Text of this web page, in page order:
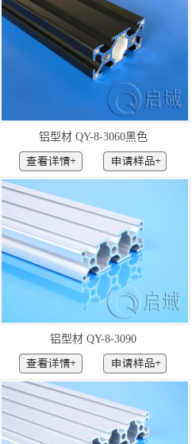
铝型材 QY-8-3060黑色
铝型材 QY-8-3090